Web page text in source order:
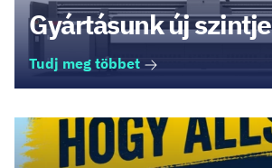
Gyártásunk új szintje
Tudj meg többet